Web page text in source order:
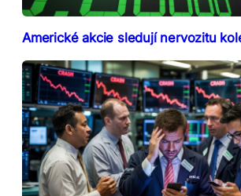
Americké akcie sledují nervozitu